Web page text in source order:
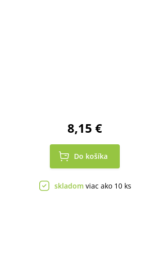
8,15 €
Do košíka
skladom viac ako 10 ks